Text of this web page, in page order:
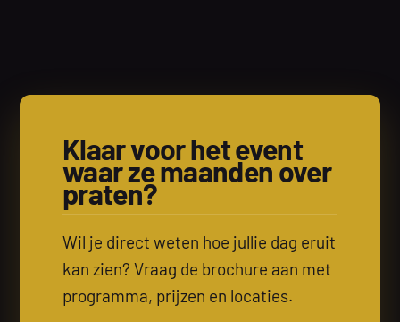
Klaar voor het event
waar ze maanden over
praten?
Wil je direct weten hoe jullie dag eruit
kan zien? Vraag de brochure aan met
programma, prijzen en locaties.